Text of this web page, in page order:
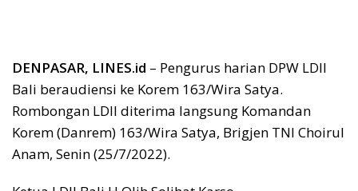
DENPASAR, LINES.id – Pengurus harian DPW LDII
Bali beraudiensi ke Korem 163/Wira Satya.
Rombongan LDII diterima langsung Komandan
Korem (Danrem) 163/Wira Satya, Brigjen TNI Choirul
Anam, Senin (25/7/2022).